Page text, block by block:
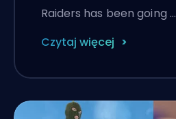
Raiders has been going …
Czytaj więcej